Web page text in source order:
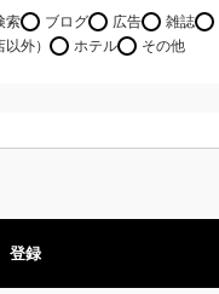
索 ブログ 広告 雑誌
外）
ホテル その他
登録